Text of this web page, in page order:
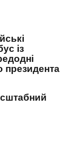
із
президента